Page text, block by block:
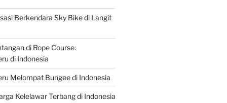
Berkendara Sky Bike di Langit
di Rope Course:
di Indonesia
Melompat Bungee di Indonesia
Kelelawar Terbang di Indonesia